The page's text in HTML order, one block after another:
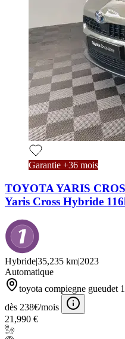
Garantie +36 mois
TOYOTA YARIS
Yaris Cross Hybride
Hybride|35,235 km|2023
Automatique
toyota compiegne gueudet
dès 238€/mois
21,990 €